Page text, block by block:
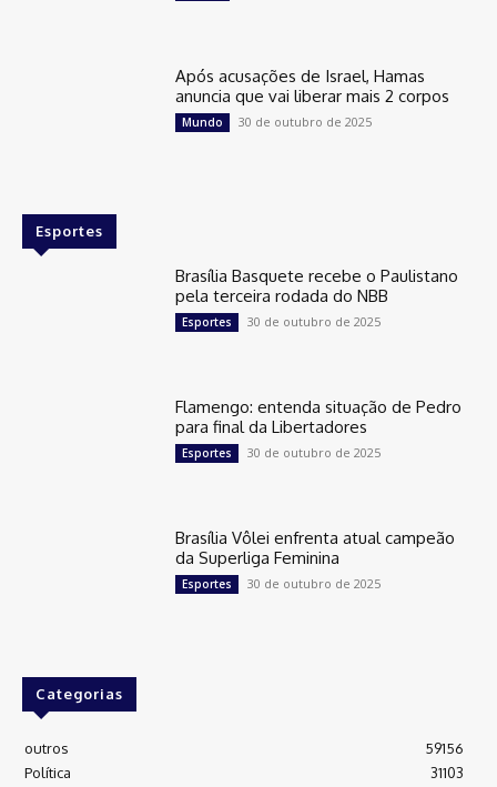
Após acusações de Israel, Hamas
anuncia que vai liberar mais 2 corpos
Mundo 30 de outubro de 2025
Esportes
Brasília Basquete recebe o Paulistano
pela terceira rodada do NBB
Esportes 30 de outubro de 2025
Flamengo: entenda situação de Pedro
para final da Libertadores
Esportes 30 de outubro de 2025
Brasília Vôlei enfrenta atual campeão
da Superliga Feminina
Esportes 30 de outubro de 2025
Categorias
outros
59156
Política
31103